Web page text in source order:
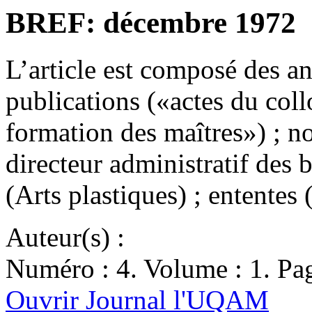
BREF: décembre 1972
L’article est composé des
publications («actes du
formation des maîtres») ;
directeur administratif des
(Arts plastiques) ;
Auteur(s) :
Numéro : 4. Volume : 1.
Ouvrir Journal l'UQAM